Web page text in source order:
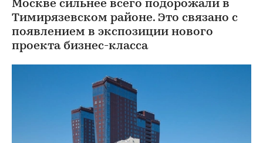
Москве сильнее всего подорожали в
Тимирязевском районе. Это связано с
появлением в экспозиции нового
проекта бизнес-класса